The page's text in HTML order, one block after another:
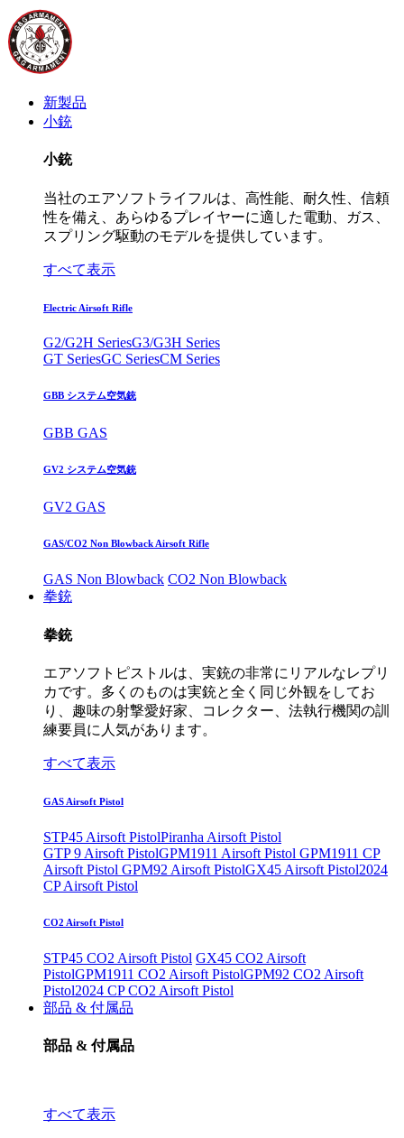
新製品
小銃
小銃
当社のエアソフトライフルは、高性能、耐久性、信頼
性を備え、あらゆるプレイヤーに適した電動、ガス、
スプリング駆動のモデルを提供しています。
すべて表示
Electric Airsoft Rifle
G2/G2H SeriesG3/G3H Series
GT SeriesGC SeriesCM Series
GBB システム空気銃
GBB GAS
GV2 システム空気銃
GV2 GAS
GAS/CO2 Non Blowback Airsoft Rifle
GAS Non Blowback CO2 Non Blowback
拳銃
拳銃
エアソフトピストルは、実銃の非常にリアルなレプリ
カです。多くのものは実銃と全く同じ外観をしてお
り、趣味の射撃愛好家、コレクター、法執行機関の訓
練要員に人気があります。
すべて表示
GAS Airsoft Pistol
STP45 Airsoft PistolPiranha Airsoft Pistol
GTP 9 Airsoft PistolGPM1911 Airsoft Pistol GPM1911 CP
Airsoft Pistol GPM92 Airsoft PistolGX45 Airsoft Pistol2024
CP Airsoft Pistol
CO2 Airsoft Pistol
STP45 CO2 Airsoft Pistol GX45 CO2 Airsoft
PistolGPM1911 CO2 Airsoft PistolGPM92 CO2 Airsoft
Pistol2024 CP CO2 Airsoft Pistol
部品 & 付属品
部品 & 付属品
すべて表示